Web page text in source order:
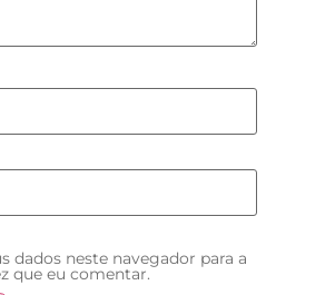
dados neste navegador para a
que eu comentar.